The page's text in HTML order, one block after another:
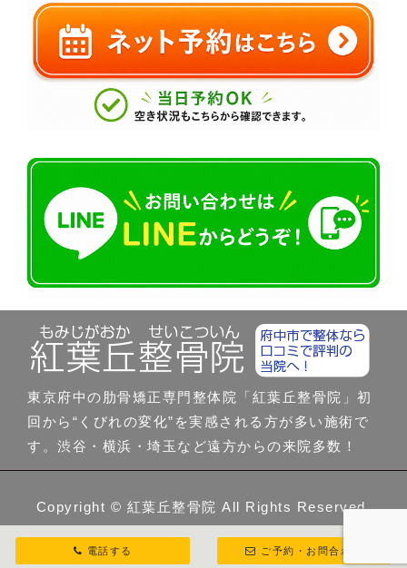
東京府中の肋骨矯正専門整体院「紅葉丘整骨院」初
回から“くびれの変化”を実感される方が多い施術で
す。渋谷・横浜・埼玉など遠方からの来院多数！
Copyright © 紅葉丘整骨院 All Rights Reserved.
電話する ご予約・お問合わせ